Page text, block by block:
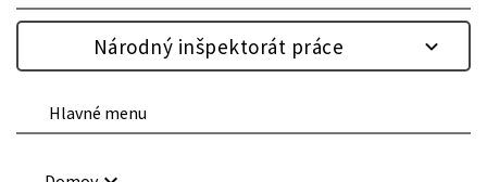
Národný inšpektorát práce
Hlavné menu